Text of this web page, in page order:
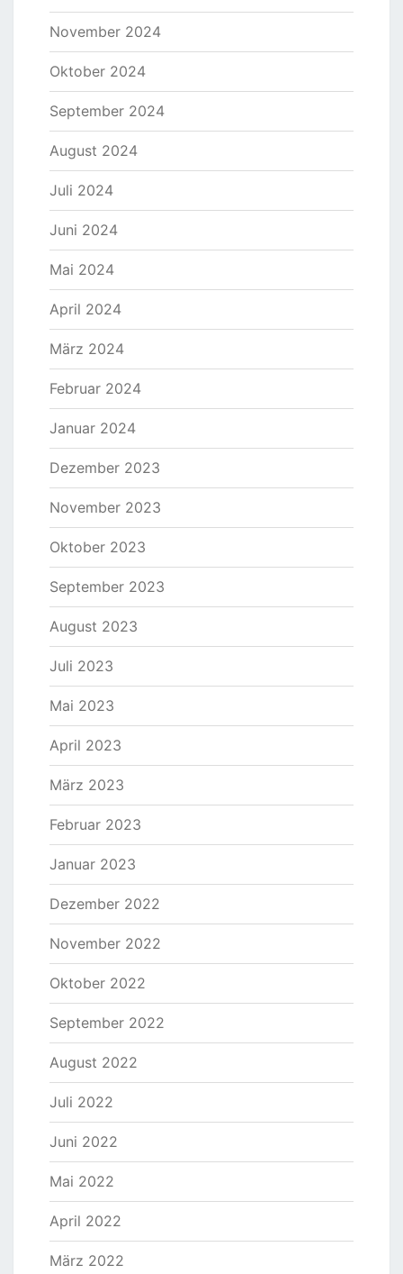
November 2024
Oktober 2024
September 2024
August 2024
Juli 2024
Juni 2024
Mai 2024
April 2024
März 2024
Februar 2024
Januar 2024
Dezember 2023
November 2023
Oktober 2023
September 2023
August 2023
Juli 2023
Mai 2023
April 2023
März 2023
Februar 2023
Januar 2023
Dezember 2022
November 2022
Oktober 2022
September 2022
August 2022
Juli 2022
Juni 2022
Mai 2022
April 2022
März 2022